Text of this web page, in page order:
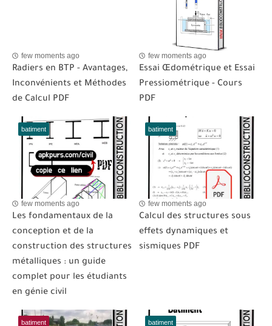
few moments ago
Radiers en BTP - Avantages,
Inconvénients et Méthodes
de Calcul PDF
few moments ago
Essai Œdométrique et Essai
Pressiométrique - Cours
PDF
batiment
few moments ago
Les fondamentaux de la
conception et de la
construction des structures
métalliques : un guide
complet pour les étudiants
en génie civil
batiment
few moments ago
Calcul des structures sous
effets dynamiques et
sismiques PDF
batiment batiment